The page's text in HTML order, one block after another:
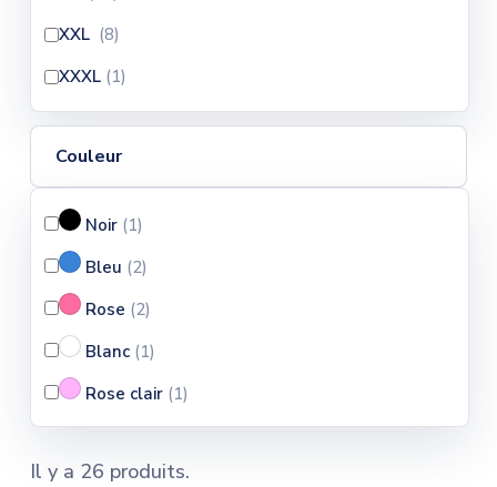
XXL (8)
XXXL (1)
Couleur
Noir (1)
Bleu (2)
Rose (2)
Blanc (1)
Rose clair (1)
Il y a 26 produits.